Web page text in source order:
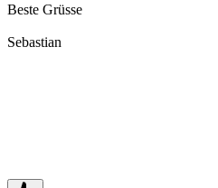
Beste Grüsse
Sebastian